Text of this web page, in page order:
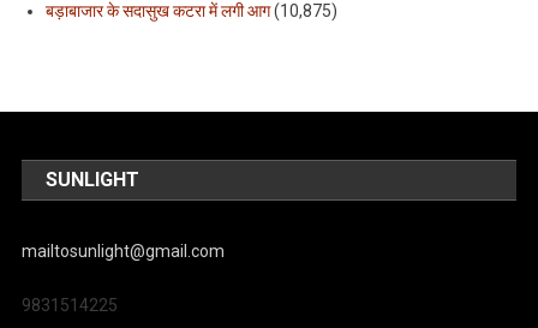
बड़ाबाजार के सदासुख कटरा में लगी आग(10,875)
SUNLIGHT
mailtosunlight@gmail.com
9831514225